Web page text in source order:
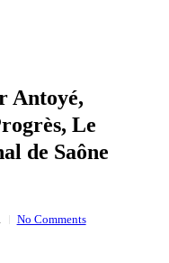
Antoyé,
Le
de Saône
No Comments